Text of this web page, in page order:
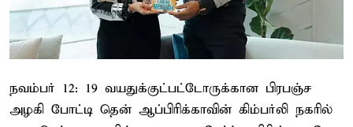
நவம்பர் 12: 19 வயதுக்குட்பட்டோருக்கான பிரபஞ்ச
அழகி போட்டி தென் ஆப்பிரிக்காவின் கிம்பர்லி நகரில்